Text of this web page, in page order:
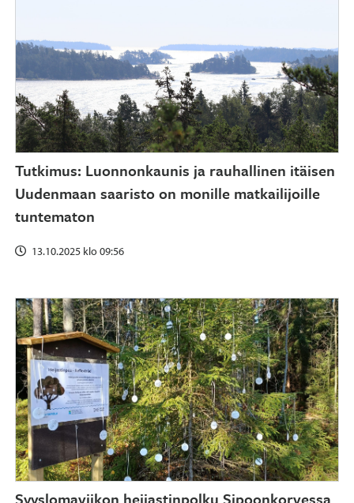
Tutkimus: Luonnonkaunis ja rauhallinen itäisen
Uudenmaan saaristo on monille matkailijoille
tuntematon
13.10.2025 klo 09:56
Syyslomaviikon heijastinpolku Sipoonkorvessa